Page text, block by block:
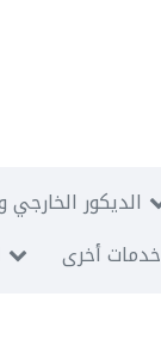
الديكور الخارجي
خدمات أخرى